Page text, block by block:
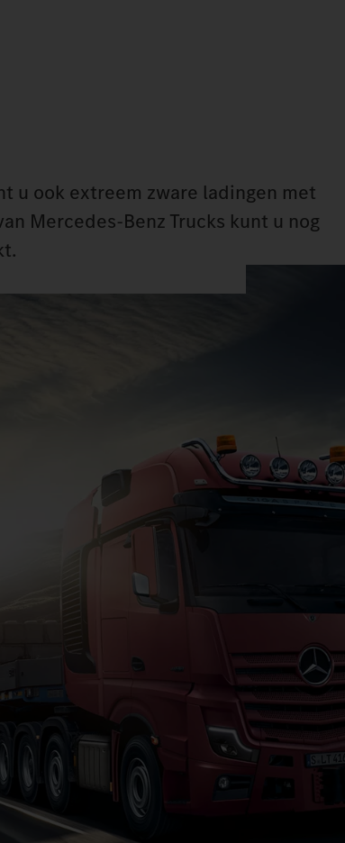
u ook extreem zware ladingen met
Mercedes‑Benz Trucks kunt u nog